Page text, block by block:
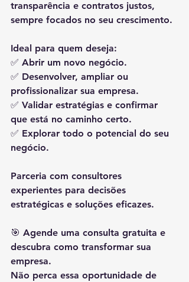
transparência e contratos justos,
sempre focados no seu crescimento.
Ideal para quem deseja:
✅ Abrir um novo negócio.
✅ Desenvolver, ampliar ou
profissionalizar sua empresa.
✅ Validar estratégias e confirmar
que está no caminho certo.
✅ Explorar todo o potencial do seu
negócio.
Parceria com consultores
experientes para decisões
estratégicas e soluções eficazes.
🎯 Agende uma consulta gratuita e
descubra como transformar sua
empresa.
Não perca essa oportunidade de